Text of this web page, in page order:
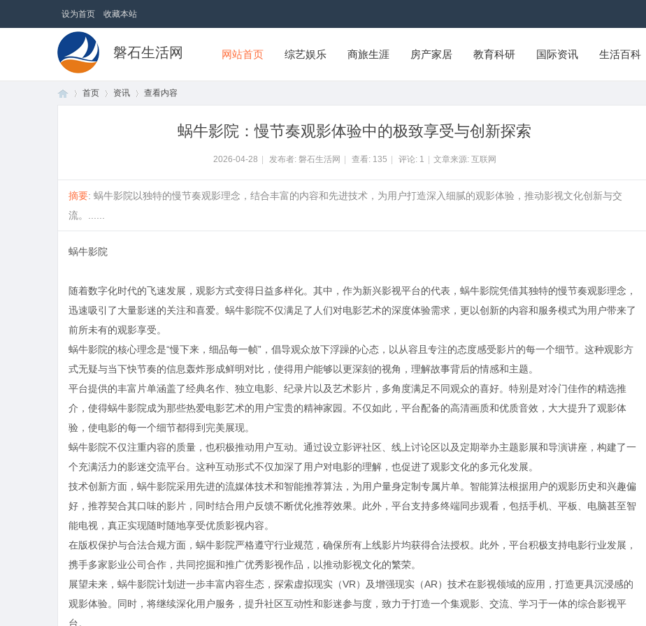
设为首页 收藏本站
磐石生活网 网站首页 综艺娱乐 商旅生涯 房产家居 教育科研 国际资讯 生活百科
首页 资讯 查看内容
蜗牛影院：慢节奏观影体验中的极致享受与创新探索
2026-04-28 发布者: 磐石生活网 查看: 135 评论: 1 文章来源: 互联网
摘要: 蜗牛影院以独特的慢节奏观影理念，结合丰富的内容和先进技术，为用户打造深入细腻的观影体验，推动影视文化创新与交
流。......
蜗牛影院
随着数字化时代的飞速发展，观影方式变得日益多样化。其中，作为新兴影视平台的代表，蜗牛影院凭借其独特的慢节奏观影理念，
迅速吸引了大量影迷的关注和喜爱。蜗牛影院不仅满足了人们对电影艺术的深度体验需求，更以创新的内容和服务模式为用户带来了
前所未有的观影享受。
蜗牛影院的核心理念是“慢下来，细品每一帧”，倡导观众放下浮躁的心态，以从容且专注的态度感受影片的每一个细节。这种观影方
式无疑与当下快节奏的信息轰炸形成鲜明对比，使得用户能够以更深刻的视角，理解故事背后的情感和主题。
平台提供的丰富片单涵盖了经典名作、独立电影、纪录片以及艺术影片，多角度满足不同观众的喜好。特别是对冷门佳作的精选推
介，使得蜗牛影院成为那些热爱电影艺术的用户宝贵的精神家园。不仅如此，平台配备的高清画质和优质音效，大大提升了观影体
验，使电影的每一个细节都得到完美展现。
蜗牛影院不仅注重内容的质量，也积极推动用户互动。通过设立影评社区、线上讨论区以及定期举办主题影展和导演讲座，构建了一
个充满活力的影迷交流平台。这种互动形式不仅加深了用户对电影的理解，也促进了观影文化的多元化发展。
技术创新方面，蜗牛影院采用先进的流媒体技术和智能推荐算法，为用户量身定制专属片单。智能算法根据用户的观影历史和兴趣偏
好，推荐契合其口味的影片，同时结合用户反馈不断优化推荐效果。此外，平台支持多终端同步观看，包括手机、平板、电脑甚至智
能电视，真正实现随时随地享受优质影视内容。
在版权保护与合法合规方面，蜗牛影院严格遵守行业规范，确保所有上线影片均获得合法授权。此外，平台积极支持电影行业发展，
携手多家影业公司合作，共同挖掘和推广优秀影视作品，以推动影视文化的繁荣。
展望未来，蜗牛影院计划进一步丰富内容生态，探索虚拟现实（VR）及增强现实（AR）技术在影视领域的应用，打造更具沉浸感的
观影体验。同时，将继续深化用户服务，提升社区互动性和影迷参与度，致力于打造一个集观影、交流、学习于一体的综合影视平
台。